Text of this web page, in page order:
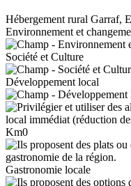
Hébergement rural Garraf,
Environnement et
Société et Culture
Développement local
Km0
Gastronomie locale